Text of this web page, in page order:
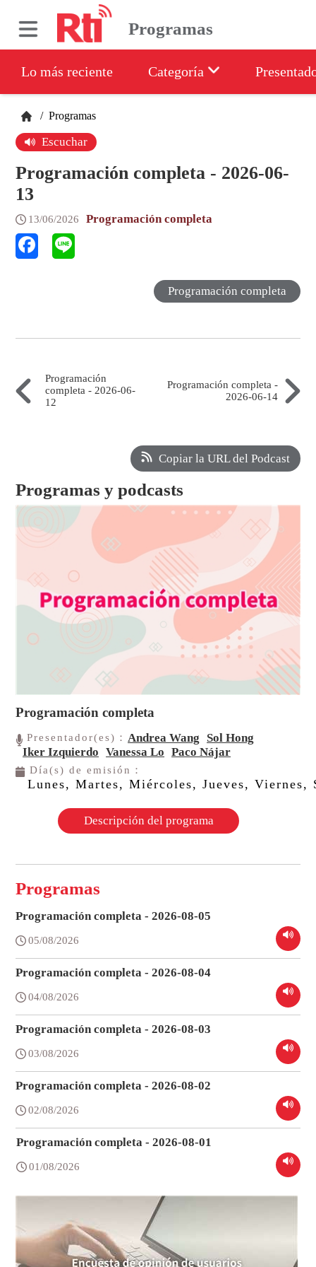
Programas
Lo más reciente Categoría
/ Programas
Escuchar
Programación completa - 2026-06-
13
13/06/2026 Programación completa
Programación completa
Programación
completa - 2026-06-
12
Programación completa -
2026-06-14
Copiar la URL del Podcast
Programas y podcasts
Programación completa
Presentador(es)： Andrea Wang
Sol Hong
Iker Izquierdo Vanessa Lo Paco Nájar
Día(s) de emisión：
Lunes, Martes, Miércoles, Jueves, Viernes,
Descripción del programa
Programas
Programación completa - 2026-08-05
05/08/2026
Programación completa - 2026-08-04
04/08/2026
Programación completa - 2026-08-03
03/08/2026
Programación completa - 2026-08-02
02/08/2026
Programación completa - 2026-08-01
01/08/2026